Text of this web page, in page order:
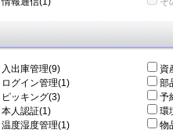
入出庫管理(9)
資
ログイン管理(1)
部
ピッキング(3)
予
本人認証(1)
環
温度湿度管理(1)
物